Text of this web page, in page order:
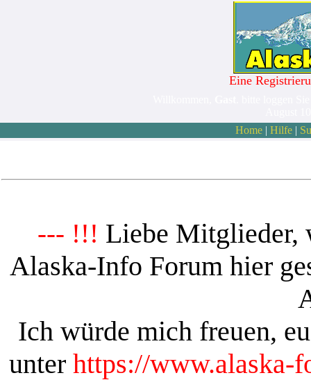
Eine
Home| Hilfe|
--- !!! Liebe Mitglieder,
Alaska-Info Forum hier
Ich würde mich freuen,
unter https://www.alaska-